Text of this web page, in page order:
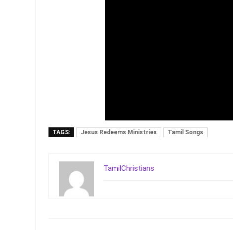
TAGS: Jesus Redeems Ministries Tamil Songs
TamilChristians